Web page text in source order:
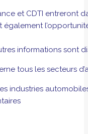
et CDTI entreront
également
informations sont
tous les secteurs
industries